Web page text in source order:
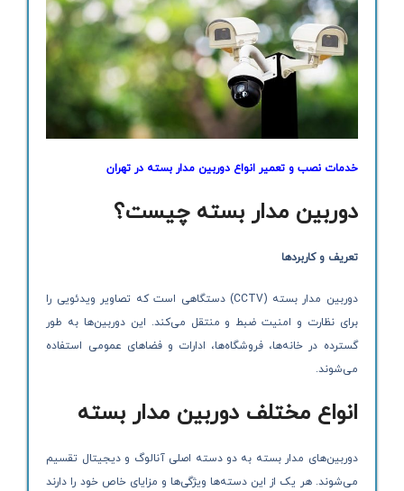
خدمات نصب و تعمیر انواع دوربین مدار بسته در تهران
دوربین مدار بسته چیست؟
تعریف و کاربردها
دوربین مدار بسته (CCTV) دستگاهی است که تصاویر ویدئویی را
برای نظارت و امنیت ضبط و منتقل می‌کند. این دوربین‌ها به طور
گسترده در خانه‌ها، فروشگاه‌ها، ادارات و فضاهای عمومی استفاده
می‌شوند.
انواع مختلف دوربین مدار بسته
دوربین‌های مدار بسته به دو دسته اصلی آنالوگ و دیجیتال تقسیم
می‌شوند. هر یک از این دسته‌ها ویژگی‌ها و مزایای خاص خود را دارند